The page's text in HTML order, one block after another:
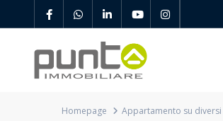
Homepage Appartamento su diversi